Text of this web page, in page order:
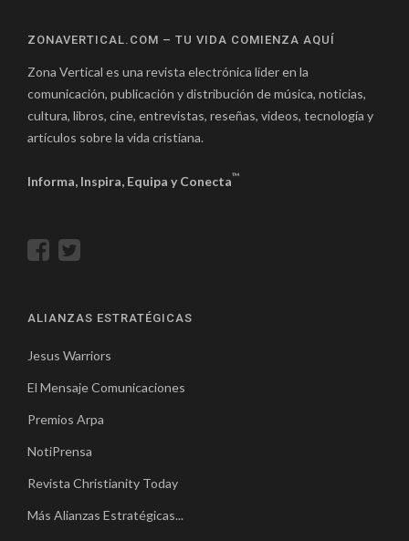
ZONAVERTICAL.COM – TU VIDA COMIENZA AQUÍ
Zona Vertical es una revista electrónica líder en la
comunicación, publicación y distribución de música, noticias,
cultura, libros, cine, entrevistas, reseñas, videos, tecnología y
artículos sobre la vida cristiana.
Informa, Inspira, Equipa y Conecta™
ALIANZAS ESTRATÉGICAS
Jesus Warriors
El Mensaje Comunicaciones
Premios Arpa
NotiPrensa
Revista Christianity Today
Más Alianzas Estratégicas...